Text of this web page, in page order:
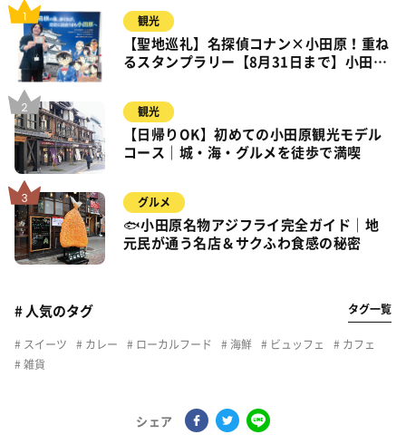
観光
【聖地巡礼】名探偵コナン×小田原！重ね
るスタンプラリー【8月31日まで】小田
観光
【日帰りOK】初めての小田原観光モデル
コース｜城・海・グルメを徒歩で満喫
グルメ
🐟小田原名物アジフライ完全ガイド｜地
元民が通う名店＆サクふわ食感の秘密
# 人気のタグ タグ一覧
スイーツ カレー ローカルフード 海鮮 ビュッフェ
カフェ
雑貨
シェア